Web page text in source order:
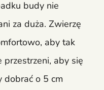
budy nie
za duża. Zwierzę
aby tak
przestrzeni, aby się
dobrać o 5 cm